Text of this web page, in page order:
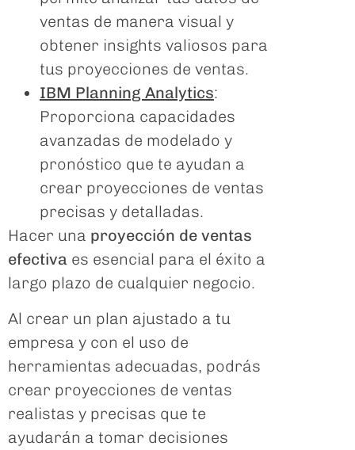
ventas de manera visual y
obtener insights valiosos para
tus proyecciones de ventas.
IBM Planning Analytics:
Proporciona capacidades
avanzadas de modelado y
pronóstico que te ayudan a
crear proyecciones de ventas
precisas y detalladas.
Hacer una proyección de ventas
efectiva es esencial para el éxito a
largo plazo de cualquier negocio.
Al crear un plan ajustado a tu
empresa y con el uso de
herramientas adecuadas, podrás
crear proyecciones de ventas
realistas y precisas que te
ayudarán a tomar decisiones